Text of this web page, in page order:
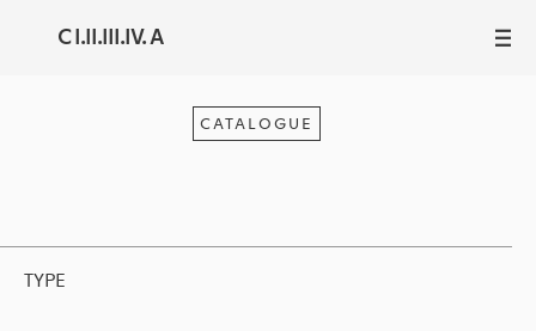
C I.II.III.IV. A III
CATALOGUE
TYPE